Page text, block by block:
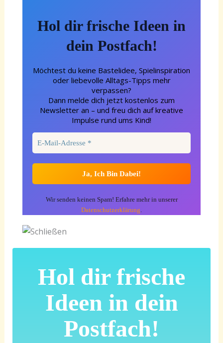
Hol dir frische Ideen in
dein Postfach!
Möchtest du keine Bastelidee, Spielinspiration
oder liebevolle Alltags-Tipps mehr
verpassen?
Dann melde dich jetzt kostenlos zum
Newsletter an – und freu dich auf kreative
Impulse rund ums Kind!
Wir senden keinen Spam! Erfahre mehr in unserer
Datenschutzerklärung.
Hol dir frische
Ideen in dein
Postfach!